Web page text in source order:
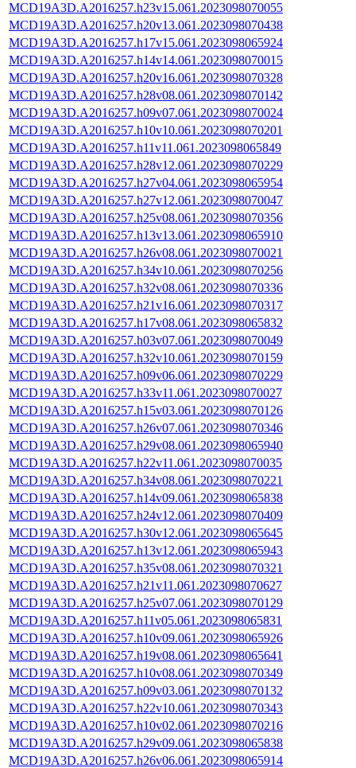
MCD19A3D.A2016257.h23v15.061.2023098070055
MCD19A3D.A2016257.h20v13.061.2023098070438
MCD19A3D.A2016257.h17v15.061.2023098065924
MCD19A3D.A2016257.h14v14.061.2023098070015
MCD19A3D.A2016257.h20v16.061.2023098070328
MCD19A3D.A2016257.h28v08.061.2023098070142
MCD19A3D.A2016257.h09v07.061.2023098070024
MCD19A3D.A2016257.h10v10.061.2023098070201
MCD19A3D.A2016257.h11v11.061.2023098065849
MCD19A3D.A2016257.h28v12.061.2023098070229
MCD19A3D.A2016257.h27v04.061.2023098065954
MCD19A3D.A2016257.h27v12.061.2023098070047
MCD19A3D.A2016257.h25v08.061.2023098070356
MCD19A3D.A2016257.h13v13.061.2023098065910
MCD19A3D.A2016257.h26v08.061.2023098070021
MCD19A3D.A2016257.h34v10.061.2023098070256
MCD19A3D.A2016257.h32v08.061.2023098070336
MCD19A3D.A2016257.h21v16.061.2023098070317
MCD19A3D.A2016257.h17v08.061.2023098065832
MCD19A3D.A2016257.h03v07.061.2023098070049
MCD19A3D.A2016257.h32v10.061.2023098070159
MCD19A3D.A2016257.h09v06.061.2023098070229
MCD19A3D.A2016257.h33v11.061.2023098070027
MCD19A3D.A2016257.h15v03.061.2023098070126
MCD19A3D.A2016257.h26v07.061.2023098070346
MCD19A3D.A2016257.h29v08.061.2023098065940
MCD19A3D.A2016257.h22v11.061.2023098070035
MCD19A3D.A2016257.h34v08.061.2023098070221
MCD19A3D.A2016257.h14v09.061.2023098065838
MCD19A3D.A2016257.h24v12.061.2023098070409
MCD19A3D.A2016257.h30v12.061.2023098065645
MCD19A3D.A2016257.h13v12.061.2023098065943
MCD19A3D.A2016257.h35v08.061.2023098070321
MCD19A3D.A2016257.h21v11.061.2023098070627
MCD19A3D.A2016257.h25v07.061.2023098070129
MCD19A3D.A2016257.h11v05.061.2023098065831
MCD19A3D.A2016257.h10v09.061.2023098065926
MCD19A3D.A2016257.h19v08.061.2023098065641
MCD19A3D.A2016257.h10v08.061.2023098070349
MCD19A3D.A2016257.h09v03.061.2023098070132
MCD19A3D.A2016257.h22v10.061.2023098070343
MCD19A3D.A2016257.h10v02.061.2023098070216
MCD19A3D.A2016257.h29v09.061.2023098065838
MCD19A3D.A2016257.h26v06.061.2023098065914